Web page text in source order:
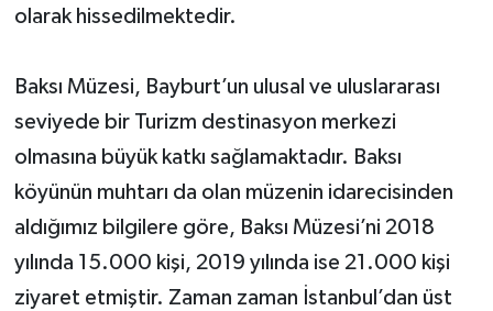
olarak hissedilmektedir.
Baksı Müzesi, Bayburt’un ulusal ve uluslararası
seviyede bir Turizm destinasyon merkezi
olmasına büyük katkı sağlamaktadır. Baksı
köyünün muhtarı da olan müzenin idarecisinden
aldığımız bilgilere göre, Baksı Müzesi’ni 2018
yılında 15.000 kişi, 2019 yılında ise 21.000 kişi
ziyaret etmiştir. Zaman zaman İstanbul’dan üst